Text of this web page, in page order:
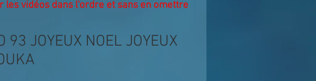
93 JOYEUX NOEL JOYEUX
les vidéos dans l'ordre et sans en omettre